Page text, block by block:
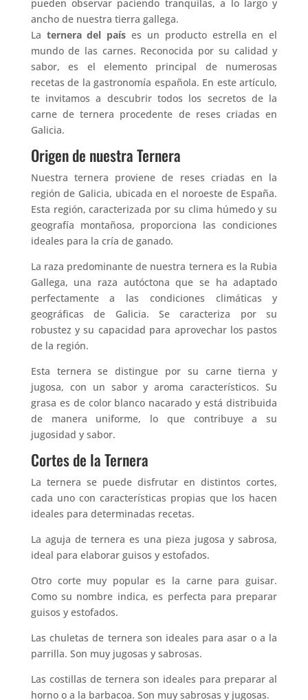
pueden observar paciendo tranquilas, a lo largo y
ancho de nuestra tierra gallega.
La ternera del país es un producto estrella en el
mundo de las carnes. Reconocida por su calidad y
sabor, es el elemento principal de numerosas
recetas de la gastronomía española. En este artículo,
te invitamos a descubrir todos los secretos de la
carne de ternera procedente de reses criadas en
Galicia.
Origen de nuestra Ternera
Nuestra ternera proviene de reses criadas en la
región de Galicia, ubicada en el noroeste de España.
Esta región, caracterizada por su clima húmedo y su
geografía montañosa, proporciona las condiciones
ideales para la cría de ganado.
La raza predominante de nuestra ternera es la Rubia
Gallega, una raza autóctona que se ha adaptado
perfectamente a las condiciones climáticas y
geográficas de Galicia. Se caracteriza por su
robustez y su capacidad para aprovechar los pastos
de la región.
Esta ternera se distingue por su carne tierna y
jugosa, con un sabor y aroma característicos. Su
grasa es de color blanco nacarado y está distribuida
de manera uniforme, lo que contribuye a su
jugosidad y sabor.
Cortes de la Ternera
La ternera se puede disfrutar en distintos cortes,
cada uno con características propias que los hacen
ideales para determinadas recetas.
La aguja de ternera es una pieza jugosa y sabrosa,
ideal para elaborar guisos y estofados.
Otro corte muy popular es la carne para guisar.
Como su nombre indica, es perfecta para preparar
guisos y estofados.
Las chuletas de ternera son ideales para asar o a la
parrilla. Son muy jugosas y sabrosas.
Las costillas de ternera son ideales para preparar al
horno o a la barbacoa. Son muy sabrosas y jugosas.